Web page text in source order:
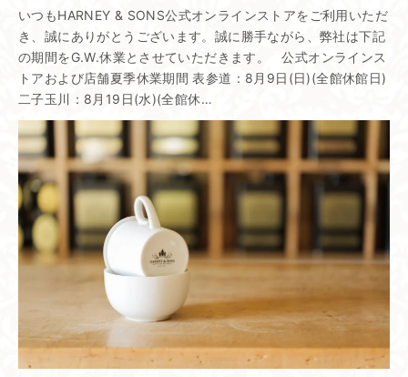
いつもHARNEY & SONS公式オンラインストアをご利用いただ
き、誠にありがとうございます。誠に勝手ながら、弊社は下記
の期間をG.W.休業とさせていただきます。 公式オンラインス
トアおよび店舗夏季休業期間 表参道：8月9日(日)(全館休館日)
二子玉川：8月19日(水)(全館休…